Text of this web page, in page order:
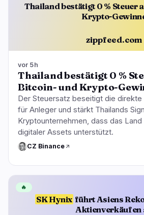
Thailand bestätigt 0 % Steuer
Krypto-
zippfeed.com
vor 5h
Thailand bestätigt 0 %
Bitcoin- und Krypto-
Der Steuersatz beseitigt die direkte
für Anleger und stärkt Thailands
Kryptounternehmen, dass das Land
digitaler Assets unterstützt.
CZ Binance
SK Hynix führt Asiens
Aktienverkäufen
🔥